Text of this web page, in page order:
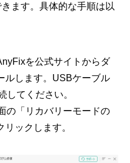
ます。具体的な手順は以
を公式サイトからダ
ルします。USBケーブル
してください。
の「リカバリーモードの
ックします。